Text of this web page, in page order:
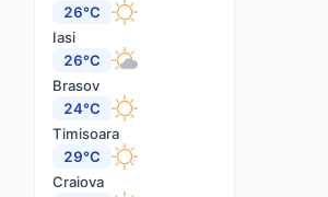
26°C
Iasi
26°C
Brasov
24°C
Timisoara
29°C
Craiova